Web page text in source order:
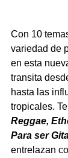
Con 10
variedad de
en esta
transita
hasta las
tropicales.
Reggae,
Para ser
entrelazan